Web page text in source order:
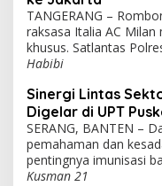
TANGERANG –
raksasa Italia AC
khusus. Satlantas
Habibi
Sinergi Lintas
Digelar di UPT
SERANG, BANTEN –
pemahaman dan
pentingnya imunisasi
Kusman 21